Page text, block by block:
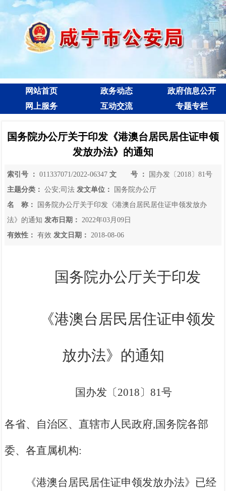
网站首页 政务动态
政府信息公开
网上服务
互动交流 专题专栏
国务院办公厅关于印发《港澳台居民居住证申领
发放办法》的通知
索引号 ： 011337071/2022-06347 文 号 ：
国办发〔2018〕81号
主题分类：
公安;司法 发文单位：
国务院办公厅
名 称：
国务院办公厅关于印发《港澳台居民居住证申领发放办
法》的通知 发布日期：
2022年03月09日
有效性：
有效 发文日期： 2018-08-06
国务院办公厅关于印发
《港澳台居民居住证申领发
放办法》的通知
国办发〔2018〕81号
各省、自治区、直辖市人民政府,国务院各部
委、各直属机构:
《港澳台居民居住证申领发放办法》已经